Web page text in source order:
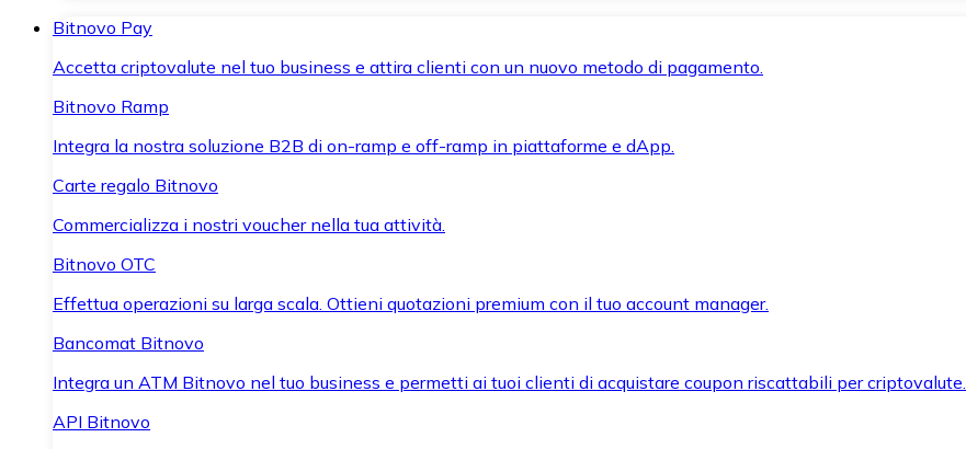
Bitnovo Pay
Accetta criptovalute nel tuo business e attira clienti con un nuovo metodo di pagamento.
Bitnovo Ramp
Integra la nostra soluzione B2B di on-ramp e off-ramp in piattaforme e dApp.
Carte regalo Bitnovo
Commercializza i nostri voucher nella tua attività.
Bitnovo OTC
Effettua operazioni su larga scala. Ottieni quotazioni premium con il tuo account manager.
Bancomat Bitnovo
Integra un ATM Bitnovo nel tuo business e permetti ai tuoi clienti di acquistare coupon riscattabili per criptovalute.
API Bitnovo